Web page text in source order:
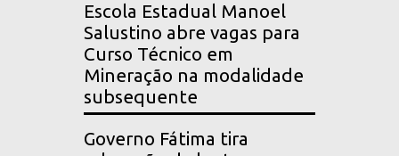
Escola Estadual Manoel
Salustino abre vagas para
Curso Técnico em
Mineração na modalidade
subsequente
Governo Fátima tira